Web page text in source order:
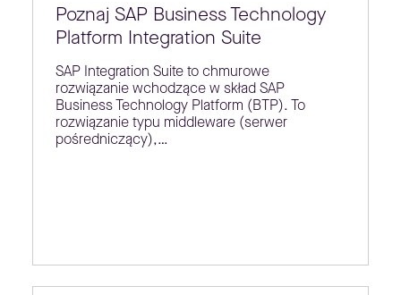
Poznaj SAP Business Technology
Platform Integration Suite
SAP Integration Suite to chmurowe
rozwiązanie wchodzące w skład SAP
Business Technology Platform (BTP). To
rozwiązanie typu middleware (serwer
pośredniczący),…